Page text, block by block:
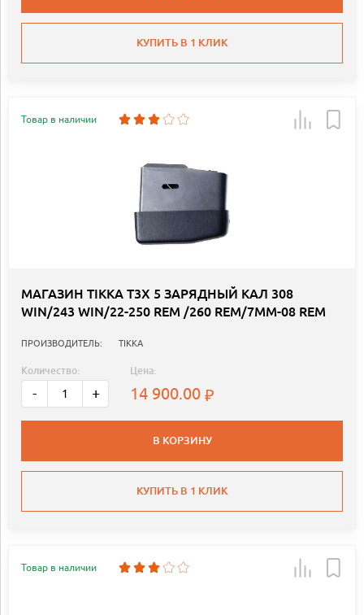
КУПИТЬ В 1 КЛИК
Товар в наличии
МАГАЗИН TIKKA T3X 5 ЗАРЯДНЫЙ КАЛ 308
WIN/243 WIN/22-250 REM /260 REM/7MM-08 REM
ПРОИЗВОДИТЕЛЬ: TIKKA
Количество:
- +
Цена:
14 900.00
В КОРЗИНУ
КУПИТЬ В 1 КЛИК
Товар в наличии